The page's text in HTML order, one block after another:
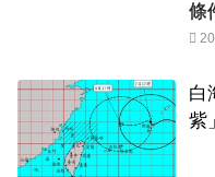
條
白
紫